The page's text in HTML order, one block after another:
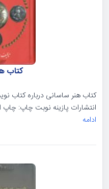
کتاب
کتاب هنر ساسانی درباره کتاب
انتشارات پازینه نوبت چاپ: چاپ اول سال
ادامه